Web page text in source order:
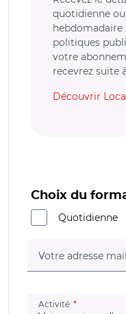
quotidienne
hebdomadaire
politiques
votre
recevrez suite
Découvrir
Choix du
Quotidienne
Votre adresse mail
Activité (champ